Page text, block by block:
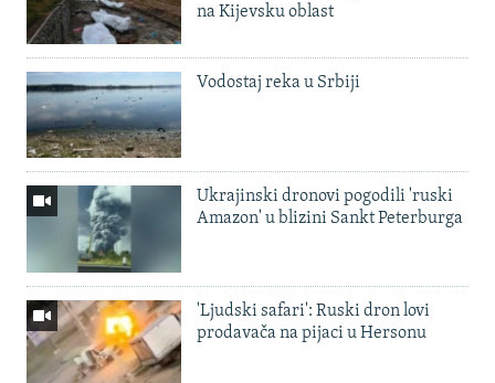
na Kijevsku oblast
Vodostaj reka u Srbiji
Ukrajinski dronovi pogodili 'ruski
Amazon' u blizini Sankt Peterburga
'Ljudski safari': Ruski dron lovi
prodavača na pijaci u Hersonu